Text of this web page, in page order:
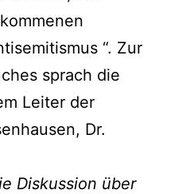
“. Zur
sprach die
Leiter der
Dr.
Diskussion über